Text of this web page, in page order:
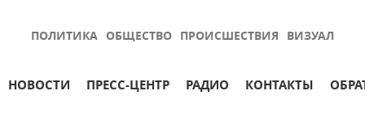
ПОЛИТИКА ОБЩЕСТВО ПРОИСШЕСТВИЯ ВИЗУАЛ
НОВОСТИ ПРЕСС-ЦЕНТР РАДИО КОНТАКТЫ